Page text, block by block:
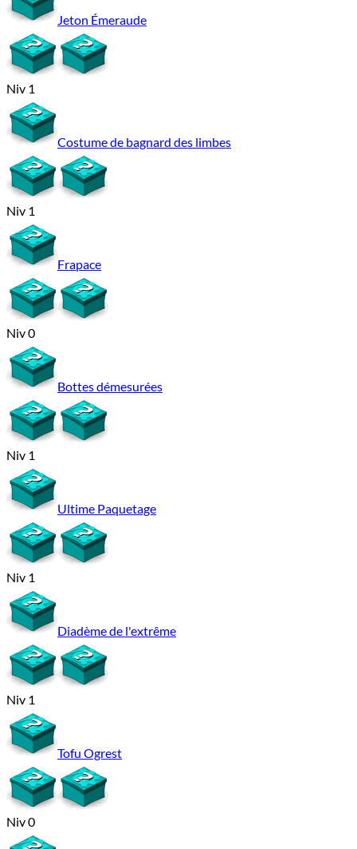
Jeton Émeraude
Niv 1
Costume de bagnard des limbes
Niv 1
Frapace
Niv 0
Bottes démesurées
Niv 1
Ultime Paquetage
Niv 1
Diadème de l'extrême
Niv 1
Tofu Ogrest
Niv 0